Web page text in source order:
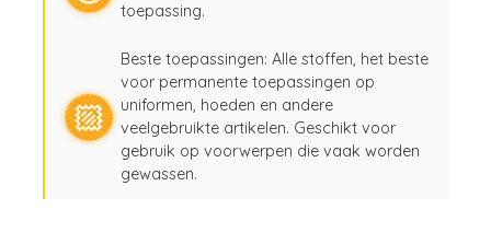
toepassing.
Beste toepassingen: Alle stoffen, het beste
voor permanente toepassingen op
uniformen, hoeden en andere
veelgebruikte artikelen. Geschikt voor
gebruik op voorwerpen die vaak worden
gewassen.